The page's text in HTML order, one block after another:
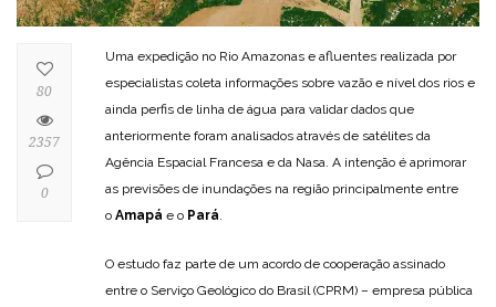
Uma expedição no Rio Amazonas e afluentes realizada por
especialistas coleta informações sobre vazão e nível dos rios e
ainda perfis de linha de água para validar dados que
anteriormente foram analisados através de satélites da
Agência Espacial Francesa e da Nasa. A intenção é aprimorar
as previsões de inundações na região principalmente entre
o Amapá e o Pará.
O estudo faz parte de um acordo de cooperação assinado
entre o Serviço Geológico do Brasil (CPRM) – empresa pública
80
2357
0